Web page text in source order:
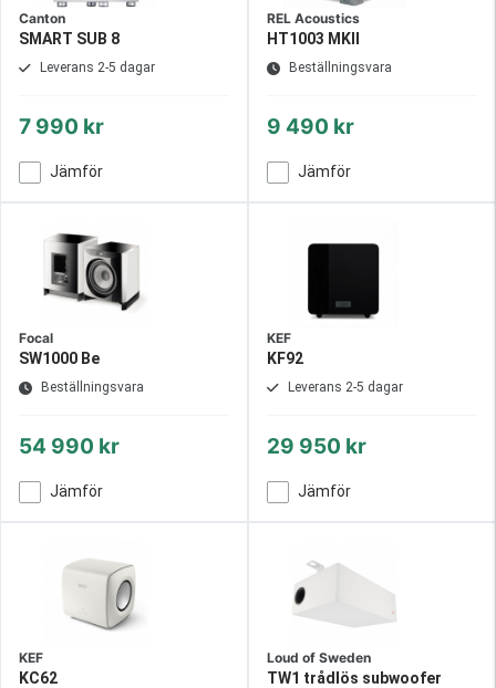
Canton
SMART SUB 8
Leverans 2-5 dagar
7 990 kr
Jämför
REL Acoustics
HT1003 MKII
Beställningsvara
9 490 kr
Jämför
Focal
SW1000 Be
Beställningsvara
54 990 kr
Jämför
KEF
KF92
Leverans 2-5 dagar
29 950 kr
Jämför
KEF
KC62
Loud of Sweden
TW1 trådlös subwoofer